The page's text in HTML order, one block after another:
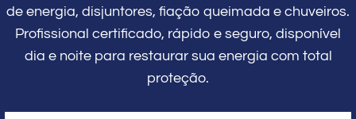
de energia, disjuntores, fiação queimada e chuveiros.
Profissional certificado, rápido e seguro, disponível
dia e noite para restaurar sua energia com total
proteção.